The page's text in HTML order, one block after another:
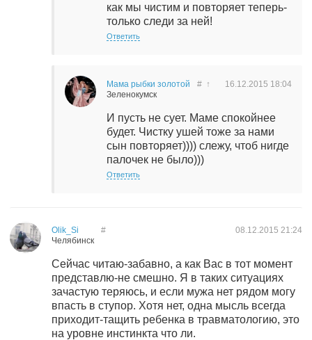
как мы чистим и повторяет теперь-
только следи за ней!
Ответить
Мама рыбки золотой
Зеленокумск
16.12.2015 18:04
# ↑
И пусть не сует. Маме спокойнее
будет. Чистку ушей тоже за нами
сын повторяет)))) слежу, чтоб нигде
палочек не было)))
Ответить
Olik_Si
Челябинск
08.12.2015 21:24
#
Сейчас читаю-забавно, а как Вас в тот момент
представлю-не смешно. Я в таких ситуациях
зачастую теряюсь, и если мужа нет рядом могу
впасть в ступор. Хотя нет, одна мысль всегда
приходит-тащить ребенка в травматологию, это
на уровне инстинкта что ли.